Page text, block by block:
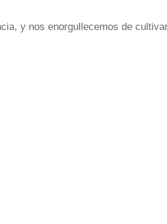
y nos enorgullecemos de